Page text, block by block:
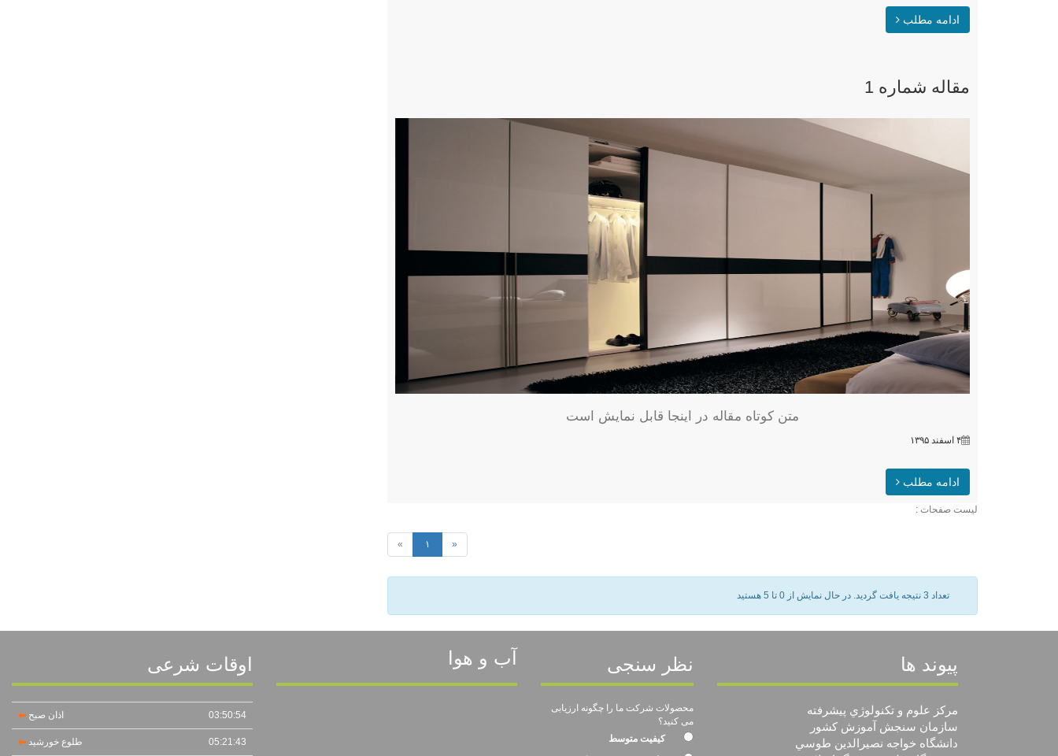
ادامه مطلب
مقاله شماره 1
متن کوتاه مقاله در اینجا قابل نمایش است
۴ اسفند ۱۳۹۵
ادامه مطلب
ليست صفحات :
« ۱ »
تعداد 3 نتيجه يافت گرديد. در حال نمايش از 0 تا 5 هستيد
اوقات شرعی
03:50:54 اذان صبح
05:21:43 طلوع خورشید
آب و هوا نظر سنجی
محصولات شرکت ما را چگونه ارزیابی
می کنید؟
کیفیت متوسط
پیوند ها
مرکز علوم و تکنولوژي پيشرفته
سازمان سنجش آموزش كشور
دانشگاه خواجه نصيرالدين طوسي